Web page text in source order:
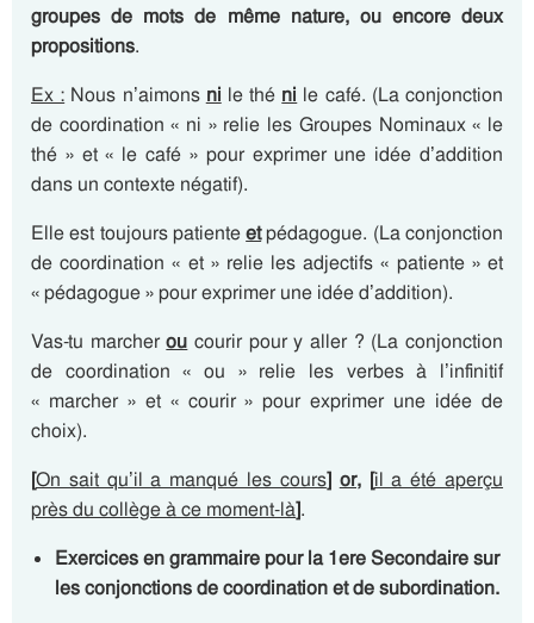
groupes de mots de même nature, ou encore deux
propositions.
Ex : Nous n’aimons ni le thé ni le café. (La conjonction
de coordination « ni » relie les Groupes Nominaux « le
thé » et « le café » pour exprimer une idée d’addition
dans un contexte négatif).
Elle est toujours patienteetpédagogue. (La conjonction
de coordination « et » relie les adjectifs « patiente » et
« pédagogue » pour exprimer une idée d’addition).
Vas-tu marcherou courir pour y aller ? (La conjonction
de coordination « ou » relie les verbes à l’infinitif
« marcher » et « courir » pour exprimer une idée de
choix).
[On sait qu’il a manqué les cours] or,[il a été aperçu
près du collège à ce moment-là].
Exercices en grammaire pour la 1ere Secondaire sur
les conjonctions de coordination et de subordination.